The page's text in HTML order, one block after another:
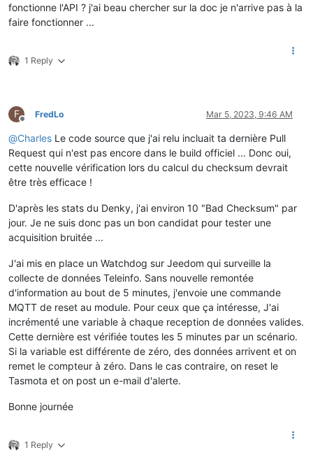
fonctionne l'API ? j'ai beau chercher sur la doc je n'arrive pas à la
faire fonctionner ...
1 Reply
F
Offline
FredLo Mar 5, 2023, 9:46 AM
@Charles Le code source que j'ai relu incluait ta dernière Pull
Request qui n'est pas encore dans le build officiel ... Donc oui,
cette nouvelle vérification lors du calcul du checksum devrait
être très efficace !
D'après les stats du Denky, j'ai environ 10 "Bad Checksum" par
jour. Je ne suis donc pas un bon candidat pour tester une
acquisition bruitée ...
J'ai mis en place un Watchdog sur Jeedom qui surveille la
collecte de données Teleinfo. Sans nouvelle remontée
d'information au bout de 5 minutes, j'envoie une commande
MQTT de reset au module. Pour ceux que ça intéresse, J'ai
incrémenté une variable à chaque reception de données valides.
Cette dernière est vérifiée toutes les 5 minutes par un scénario.
Si la variable est différente de zéro, des données arrivent et on
remet le compteur à zéro. Dans le cas contraire, on reset le
Tasmota et on post un e-mail d'alerte.
Bonne journée
1 Reply